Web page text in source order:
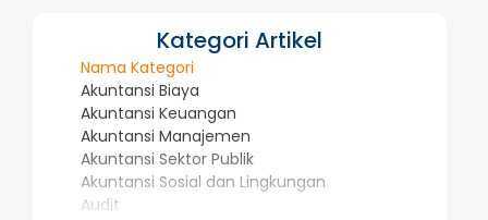
Kategori Artikel
Nama Kategori
Akuntansi Biaya
Akuntansi Keuangan
Akuntansi Manajemen
Akuntansi Sektor Publik
Akuntansi Sosial dan Lingkungan
Audit